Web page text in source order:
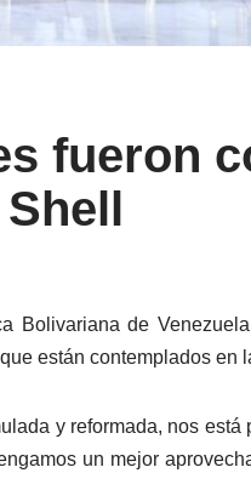
fueron
Bolivariana de
están contemplados en
y reformada, nos
un mejor